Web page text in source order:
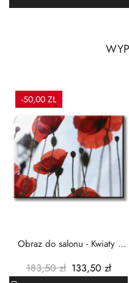
-50,00 ZŁ
Obraz do salonu - Kwiaty -
183,50 zł 133,50 zł